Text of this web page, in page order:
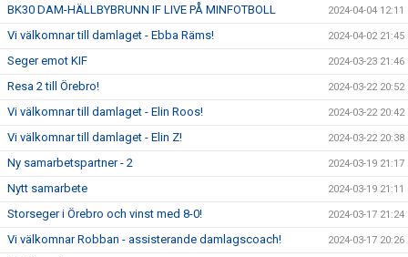
BK30 DAM-HÄLLBYBRUNN IF LIVE PÅ MINFOTBOLL 2024-04-04 12:11
Vi välkomnar till damlaget - Ebba Räms! 2024-04-02 21:45
Seger emot KIF 2024-03-23 21:46
Resa 2 till Örebro! 2024-03-22 20:52
Vi välkomnar till damlaget - Elin Roos! 2024-03-22 20:42
Vi välkomnar till damlaget - Elin Z! 2024-03-22 20:38
Ny samarbetspartner - 2 2024-03-19 21:17
Nytt samarbete 2024-03-19 21:11
Storseger i Örebro och vinst med 8-0! 2024-03-17 21:24
Vi välkomnar Robban - assisterande damlagscoach! 2024-03-17 20:26